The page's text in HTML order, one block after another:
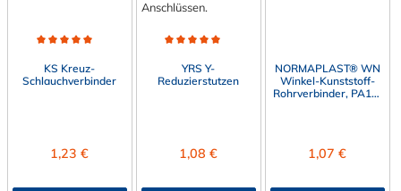
KS Kreuz-
Schlauchverbinder
Regulärer Preis:
1,23 €
YRS Y-
Reduzierstutzen
Regulärer Preis:
1,08 €
NORMAPLAST® WN
Winkel-Kunststoff-
Rohrverbinder, PA12-
Regulärer Preis:
1,07 €